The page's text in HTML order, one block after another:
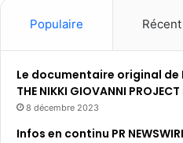
Populaire Récent
Le documentaire original de
THE NIKKI GIOVANNI PROJECT
8 décembre 2023
Infos en continu PR